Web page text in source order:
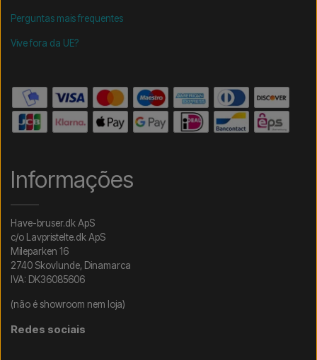
Perguntas mais frequentes
Vive fora da UE?
Informações
Have-bruser.dk ApS
c/o Lavpristelte.dk ApS
Mileparken 16
2740 Skovlunde, Dinamarca
IVA: DK36085606
(não é showroom nem loja)
Redes sociais